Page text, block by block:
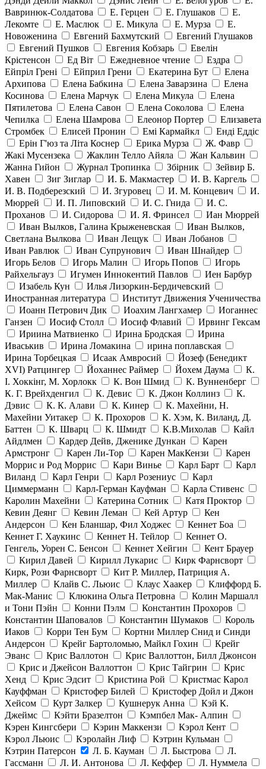
Вавринюк-Солдатова
Е. Герцен Е. Глушаков
Е.
Лекомте
Е. Маслюк Е. Микула Е. Мурза
Е.
Новоженина
Евгений Бахмутский
Евгений Глушаков
Евгений Пушков
Евгения Кобзарь
Евелін
Крістенсон
Ед Віт Ежедневное чтение
Ездра
Ейпріл Грені
Ейприл Грени Екатерина Бут
Елена
Архипова
Елена Бабкина Елена Заварзина
Елена
Косинова
Елена Марчук Елена Микула
Елена
Пятилетова
Елена Савон Елена Соколова
Елена
Чепилка
Елена Шамрова Елеонор Портер
Елизавета
Стромбек
Елисей Пронин Емі Кармайкл
Ендi Еддiс
Ерін Г'юз та Літа Коснер
Ерика Мурза
Ж. Фавр
Жакі Мусензека
Жаклин Телло Айяла
Жан Кальвин
Жанна Гийон
Журнал Тропинка Збірник
Зейвир Б.
Хавен
Зиг Зиглар И. Б. Макмастер
И. В. Каргель
И. В. Подберезский
И. Згуровец И. М. Концевич
И.
Мюррей
И. П. Липовский И. С. Гнида
И. С.
Проханов
И. Сидорова И. Я. Фринсел
Иан Мюррей
Иван Вылков, Галина Крыженевская
Иван Вылков,
Светлана Вылкова
Иван Лещук
Иван Лобанов
Иван Равлюк
Иван Супрунович
Иван Шнайдер
Игорь Белов
Игорь Малин Игорь Попов
Игорь
Райхельгауз
Игумен Иннокентий Павлов
Иен Барбур
Изабель Кун
Илья Лизоркин-Бердичевский
Иностранная литература
Институт Движения Ученичества
Иоанн Петрович Дик
Иоахим Лангхамер
Иоганнес
Ганзен
Иосиф Столл Иосиф Флавий
Ирвинг Гексам
Ириина Матвиенко
Ирина Бродская
Ирина
Иваськив
Ирина Ломакина
ирина поплавская
Ирина Торбецкая
Исаак Амвросий
Йозеф (Бенедикт
ХVI) Ратцингер
Йоханнес Раймер Йохем Даума
К.
І. Хоккінг, М. Хорлокк
К. Вон Шмид
К. Вунненберг
К. Г. Врейхденгил
К. Девис К. Джон Коллинз
К.
Дэвис
К. К. Алави К. Кинер
К. Махейни, Н.
Махейни Уитакер
К. Прохоров
К. Хэм, К. Виланд, Д.
Баттен
К. Шварц К. Шмидт К.В.Михолав
Кайл
Айдлмен
Кардер Дейв, Дженике Дункан
Карен
Армстронг
Карен Ли-Тор Карен МакКензи
Карен
Моррис и Род Моррис
Кари Винье Карл Барт
Карл
Виланд
Карл Генри Карл Розениус
Карл
Циммерманн
Карл-Герман Кауфман
Карла Стивенс
Каролин Махейни
Катерина Сотник
Катя Проктор
Кевин Деянг
Кевин Леман Кей Артур
Кен
Андерсон
Кен Бланшар, Фил Ходжес
Кеннет Боа
Кеннет Г. Хаукинс
Кеннет Н. Тейлор
Кеннет О.
Генгель, Уорен С. Бенсон
Кеннет Хейгин
Кент Брауер
Кирил Давей
Кирилл Лукарис
Кирк Фарнсворт
Кирк, Рози Фарнсворт
Кит Р. Миллер, Патриция А.
Миллер
Клайв С. Льюис Клаус Хаакер
Клиффорд Б.
Мак-Манис
Клюкина Ольга Петровна
Колин Маршалл
и Тони Пэйн
Конни Пэлм
Константин Прохоров
Константин Шаповалов
Константин Шумаков
Король
Иаков
Корри Тен Бум
Кортни Миллер Снид и Синди
Андерсон
Крейг Бартоломью, Майкл Гохин
Крейг
Эванс
Крис Валлотон
Крис Валлоттон, Билл Джонсон
Крис и Джейсон Валлоттон
Крис Тайгрин
Крис
Хенд
Крис Эдсит Кристина Рой
Кристмас Карол
Кауффман
Кристофер Билей
Кристофер Дойл и Джон
Хейсом
Курт Залкер Кушнерук Анна
Кэй К.
Джеймс
Кэйти Бразелтон
Кэмпбел Мак- Алпин
Кэрен Кингсбери
Кэрин Маккензи
Кэрол Кент
Кэрол Льюис
Кэролайн Лиф
Кэтрин Кульман
Кэтрин Патерсон
Л. Б. Кауман Л. Быстрова
Л.
Гассманн
Л. И. Антонова Л. Кеффер
Л. Нуммела